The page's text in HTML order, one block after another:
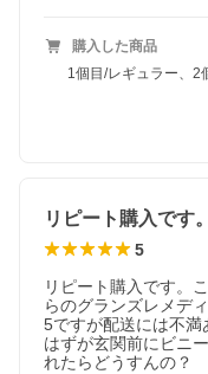
購入した商品
1個目/レギュラー、2
5
リピート購入です。
らのグランズレメデ
5ですが配送には不
はずが玄関前にビニ
れたらどうすんの？